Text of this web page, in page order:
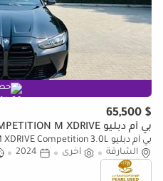
$ 65,500
بي أم دبليو M4 COMPETITION M XDRIVE
بي أم دبليو M4 COMPETITION M XDRIVE Competition 3.0L
الشارقة
أخرى 2024